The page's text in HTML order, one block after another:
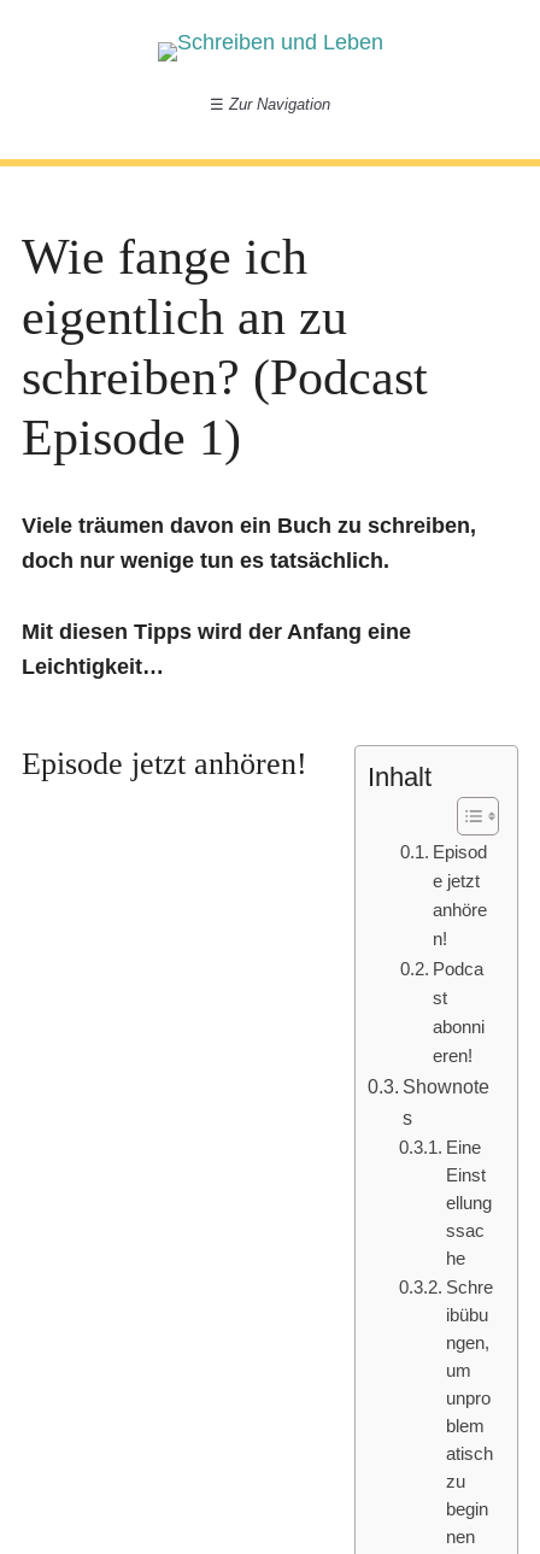
☰ Zur Navigation
Wie fange ich
eigentlich an zu
schreiben? (Podcast
Episode 1)
Viele träumen davon ein Buch zu schreiben,
doch nur wenige tun es tatsächlich.
Mit diesen Tipps wird der Anfang eine
Leichtigkeit…
Inhalt
Episod
e jetzt
anhöre
n!
Podca
st
abonni
eren!
Shownote
s
Eine
Einst
ellung
ssac
he
Schre
ibübu
ngen,
um
unpro
blem
atisch
zu
begin
nen
Episode jetzt anhören!